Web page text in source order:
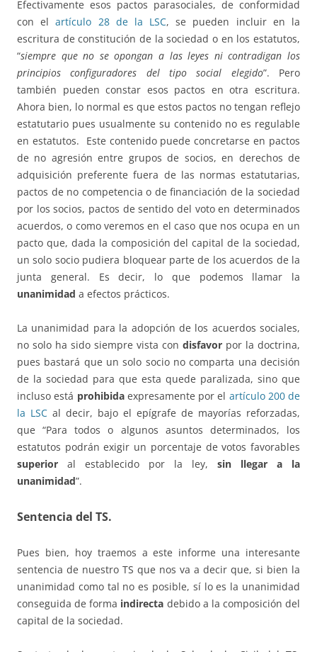
Efectivamente esos pactos parasociales, de conformidad
con elartículo 28 de la LSC, se pueden incluir en la
escritura de constitución de la sociedad o en los estatutos,
“siempre que no se opongan a las leyes ni contradigan los
principios configuradores del tipo social elegido”. Pero
también pueden constar esos pactos en otra escritura.
Ahora bien, lo normal es que estos pactos no tengan reflejo
estatutario pues usualmente su contenido no es regulable
en estatutos. Este contenido puede concretarse en pactos
de no agresión entre grupos de socios, en derechos de
adquisición preferente fuera de las normas estatutarias,
pactos de no competencia o de financiación de la sociedad
por los socios, pactos de sentido del voto en determinados
acuerdos, o como veremos en el caso que nos ocupa en un
pacto que, dada la composición del capital de la sociedad,
un solo socio pudiera bloquear parte de los acuerdos de la
junta general. Es decir, lo que podemos llamar la
unanimidad a efectos prácticos.
La unanimidad para la adopción de los acuerdos sociales,
no solo ha sido siempre vista con disfavor por la doctrina,
pues bastará que un solo socio no comparta una decisión
de la sociedad para que esta quede paralizada, sino que
incluso está prohibidaexpresamente por el artículo 200 de
la LSC al decir, bajo el epígrafe de mayorías reforzadas,
que “Para todos o algunos asuntos determinados, los
estatutos podrán exigir un porcentaje de votos favorables
superior al establecido por la ley, sin llegar a la
unanimidad”.
Sentencia del TS.
Pues bien, hoy traemos a este informe una interesante
sentencia de nuestro TS que nos va a decir que, si bien la
unanimidad como tal no es posible, sí lo es la unanimidad
conseguida de forma indirecta debido a la composición del
capital de la sociedad.